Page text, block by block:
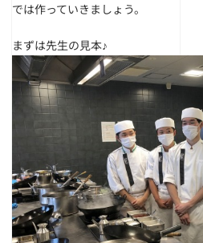
では作っていきましょう。
まずは先生の見本♪